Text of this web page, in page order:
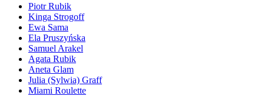
Piotr Rubik
Kinga Strogoff
Ewa Sama
Ela Pruszyńska
Samuel Arakel
Agata Rubik
Aneta Glam
Julia (Sylwia) Graff
Miami Roulette